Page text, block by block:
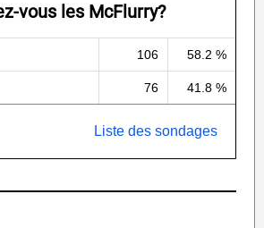
vous les McFlurry?
106 58.2 %
76 41.8 %
Liste des sondages